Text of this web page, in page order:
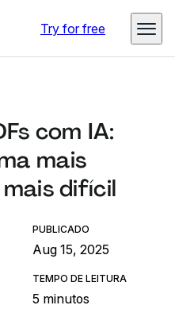
Try for free
com IA:
mais
difícil
PUBLICADO
Aug 15, 2025
TEMPO DE LEITURA
5 minutos